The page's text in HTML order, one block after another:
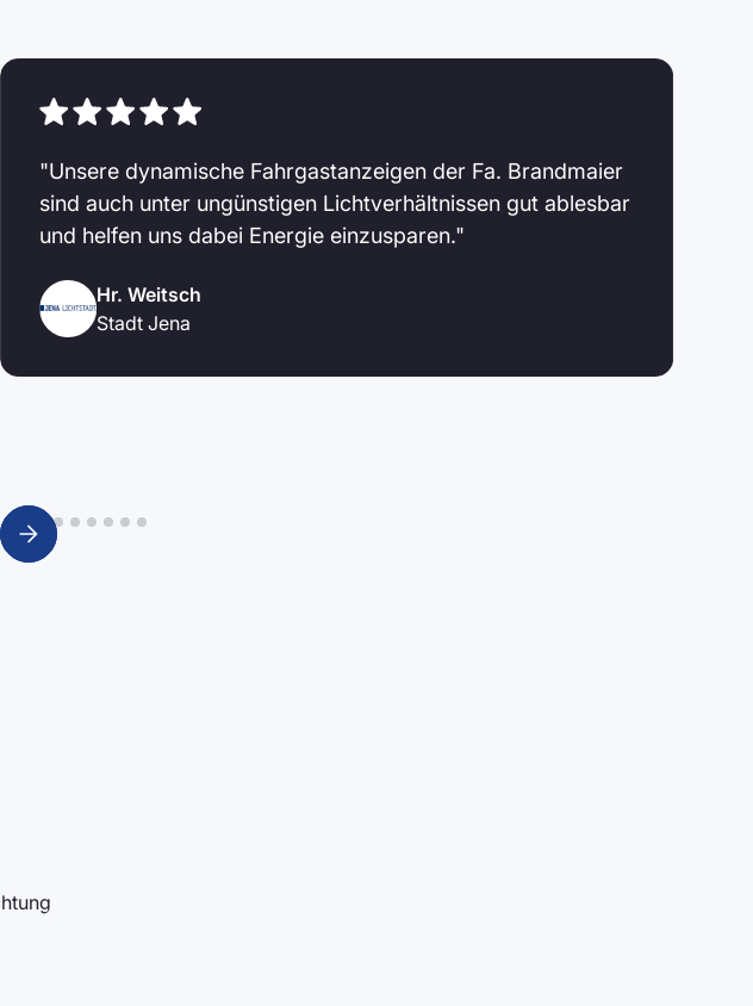
"Unsere dynamische Fahrgastanzeigen der Fa. Brandmaier
sind auch unter ungünstigen Lichtverhältnissen gut ablesbar
und helfen uns dabei Energie einzusparen."
Hr. Weitsch
Stadt Jena
Slide 2 of 9.